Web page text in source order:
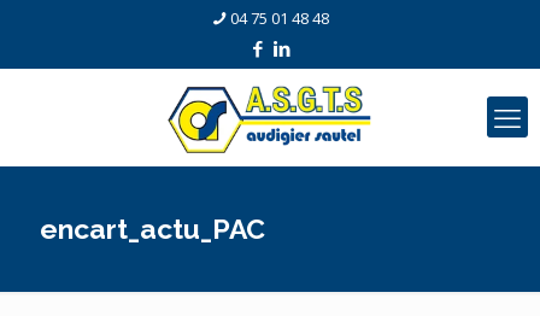
04 75 01 48 48
encart_actu_PAC